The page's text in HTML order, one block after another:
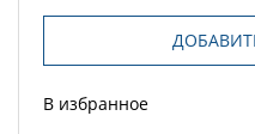
В избранное